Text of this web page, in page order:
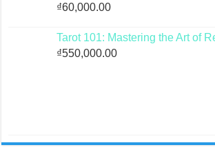
₫60,000.00
Tarot 101: Mastering the Art of
₫550,000.00